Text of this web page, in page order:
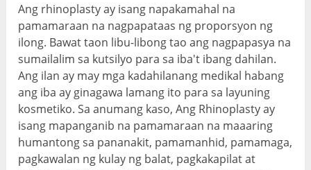
Ang rhinoplasty ay isang napakamahal na
pamamaraan na nagpapataas ng proporsyon ng
ilong. Bawat taon libu-libong tao ang nagpapasya na
sumailalim sa kutsilyo para sa iba't ibang dahilan.
Ang ilan ay may mga kadahilanang medikal habang
ang iba ay ginagawa lamang ito para sa layuning
kosmetiko. Sa anumang kaso, Ang Rhinoplasty ay
isang mapanganib na pamamaraan na maaaring
humantong sa pananakit, pamamanhid, pamamaga,
pagkawalan ng kulay ng balat, pagkakapilat at